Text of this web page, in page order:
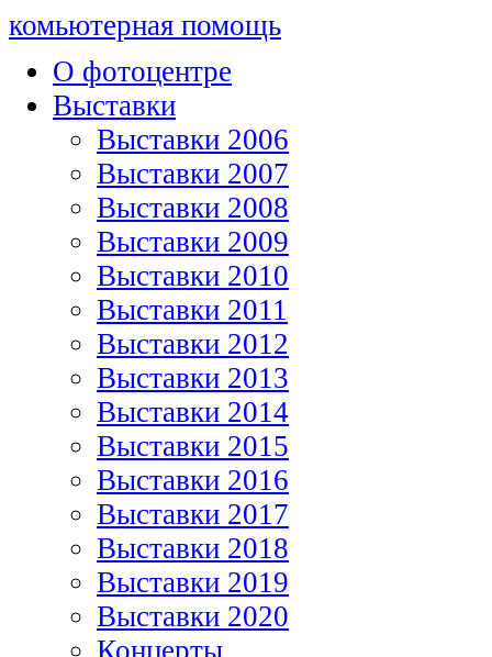
комьютерная помощь
О фотоцентре
Выставки
Выставки 2006
Выставки 2007
Выставки 2008
Выставки 2009
Выставки 2010
Выставки 2011
Выставки 2012
Выставки 2013
Выставки 2014
Выставки 2015
Выставки 2016
Выставки 2017
Выставки 2018
Выставки 2019
Выставки 2020
Концерты